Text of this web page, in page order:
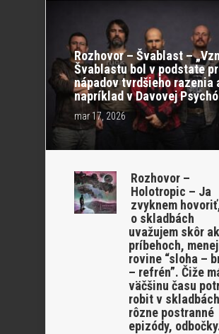
Rozhovor – Švablast –
Švablastu bol v podstate
nápadov tvrdšieho razenia
napríklad v Davovej
mar 17, 2026
Rozhovor –
Holotropic – Ja
zvyknem
o skladbách
uvažujem skôr
príbehoch,
rovine “sloha –
– refrén”. Čiže
väčšinu času
robit v
rôzne postranné
epizódy,